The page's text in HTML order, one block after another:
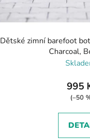
Dětské zimní barefoot
Charcoal,
995
(–50